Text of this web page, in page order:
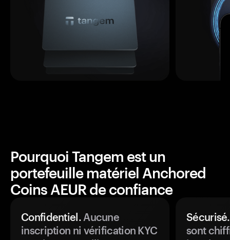
Pourquoi Tangem est un
portefeuille matériel Anchored
Coins AEUR de confiance
Confidentiel.Aucune
inscription ni vérification KYC
Sécurisé.
sont